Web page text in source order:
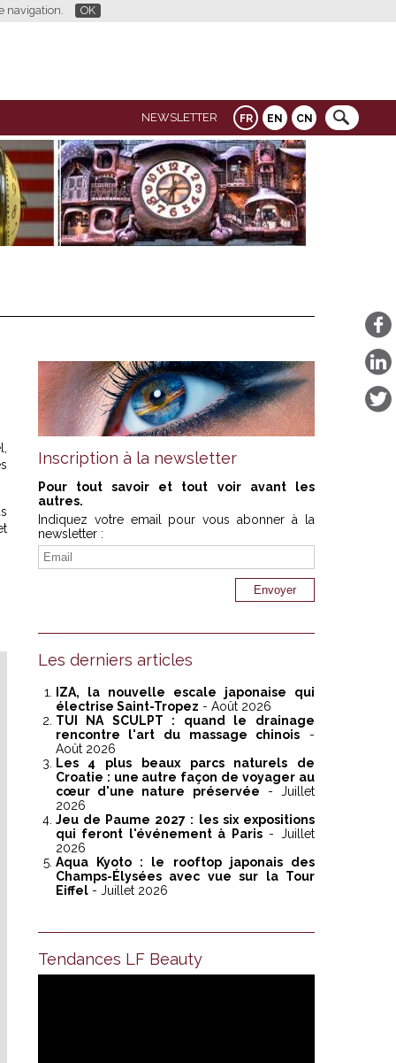
navigation. OK
FR EN CN
NEWSLETTER
Inscription à la newsletter
Pour tout savoir et tout voir avant les
autres.
Indiquez votre email pour vous abonner à la
newsletter :
Les derniers articles
IZA, la nouvelle escale japonaise qui
électrise Saint-Tropez - Août 2026
TUI NA SCULPT : quand le drainage
rencontre l'art du massage chinois -
Août 2026
Les 4 plus beaux parcs naturels de
Croatie : une autre façon de voyager au
cœur d'une nature préservée - Juillet
2026
Jeu de Paume 2027 : les six expositions
qui feront l'événement à Paris- Juillet
2026
Aqua Kyoto : le rooftop japonais des
Champs-Élysées avec vue sur la Tour
Eiffel- Juillet 2026
Tendances LF Beauty